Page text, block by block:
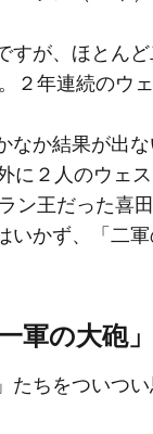
すが、ほとん
２年連続のウ
か結果が出
に２人のウェ
ン王だった喜
かず、「二
軍の大砲
たちをついつ